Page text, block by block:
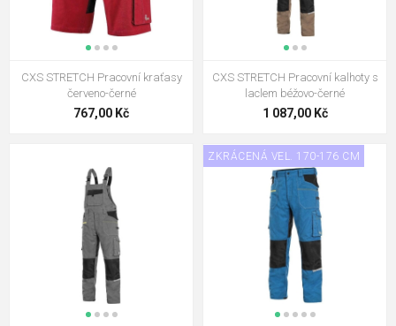
CXS STRETCH Pracovní kraťasy
červeno-černé
767,00 Kč
CXS STRETCH Pracovní kalhoty s
laclem béžovo-černé
1 087,00 Kč
ZKRÁCENÁ VEL. 170-176 CM